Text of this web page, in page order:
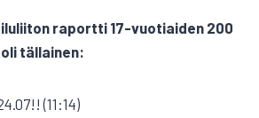
raportti 17-vuotiaiden 200
tällainen:
(11:14)